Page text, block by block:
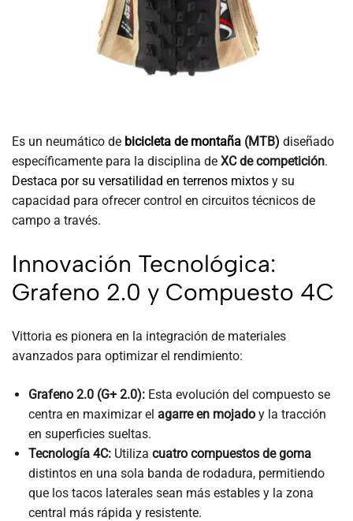
Es un neumático de bicicleta de montaña (MTB) diseñado
específicamente para la disciplina de XC de competición.
Destaca por su versatilidad en terrenos mixtos y su
capacidad para ofrecer control en circuitos técnicos de
campo a través.
Innovación Tecnológica:
Grafeno 2.0 y Compuesto 4C
Vittoria es pionera en la integración de materiales
avanzados para optimizar el rendimiento:
Grafeno 2.0 (G+ 2.0):Esta evolución del compuesto se
centra en maximizar el agarre en mojadoy la tracción
en superficies sueltas.
Tecnología 4C:Utiliza cuatro compuestos de goma
distintos en una sola banda de rodadura, permitiendo
que los tacos laterales sean más estables y la zona
central más rápida y resistente.